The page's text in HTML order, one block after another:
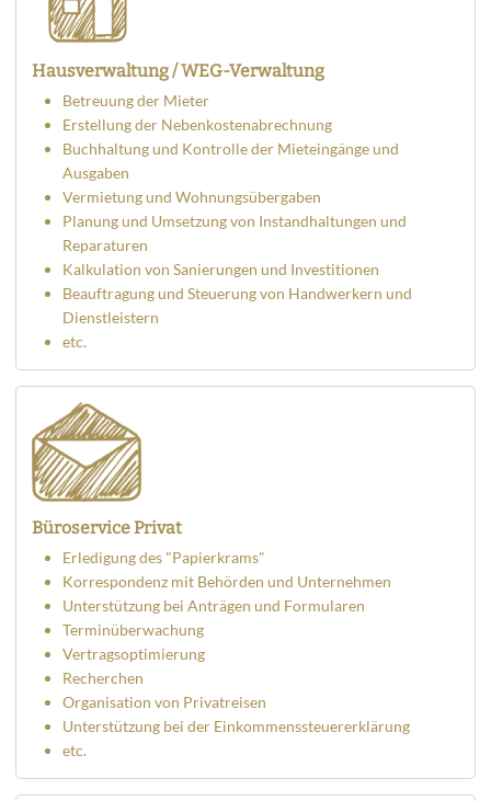
Hausverwaltung / WEG-Verwaltung
Betreuung der Mieter
Erstellung der Nebenkostenabrechnung
Buchhaltung und Kontrolle der Mieteingänge und
Ausgaben
Vermietung und Wohnungsübergaben
Planung und Umsetzung von Instandhaltungen und
Reparaturen
Kalkulation von Sanierungen und Investitionen
Beauftragung und Steuerung von Handwerkern und
Dienstleistern
etc.
Büroservice Privat
Erledigung des "Papierkrams"
Korrespondenz mit Behörden und Unternehmen
Unterstützung bei Anträgen und Formularen
Terminüberwachung
Vertragsoptimierung
Recherchen
Organisation von Privatreisen
Unterstützung bei der Einkommenssteuererklärung
etc.